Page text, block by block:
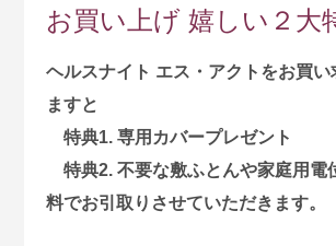
お買い上げ 嬉しい２大
ヘルスナイト エス・アクトをお買い
ますと
特典1. 専用カバープレゼント
特典2. 不要な敷ふとんや家庭用電
料でお引取りさせていただきます。